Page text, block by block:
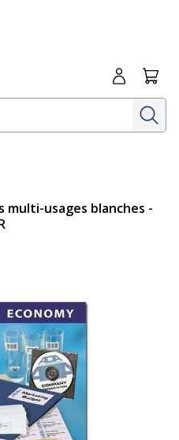
Me
multi-usages blanches -